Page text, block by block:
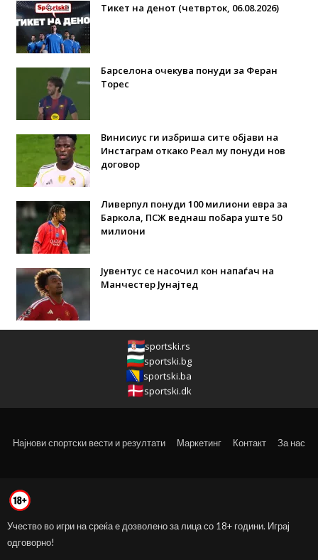
Тикет на денот (четврток, 06.08.2026)
Барселона очекува понуди за Феран
Торес
Винисиус ги избриша сите објави на
Инстаграм откако Реал му понуди нов
договор
Ливерпул понуди 100 милиони евра за
Баркола, ПСЖ веднаш побара уште 50
милиони
Јувентус се насочил кон напаѓач на
Манчестер Јунајтед
sportski.rs
sportski.bg
sportski.ba
sportski.dk
Најнови спортски вести и резултати Маркетинг Контакт За нас
Учество во игри на среќа е дозволено за лица со 18+ години. Играј
одговорно!